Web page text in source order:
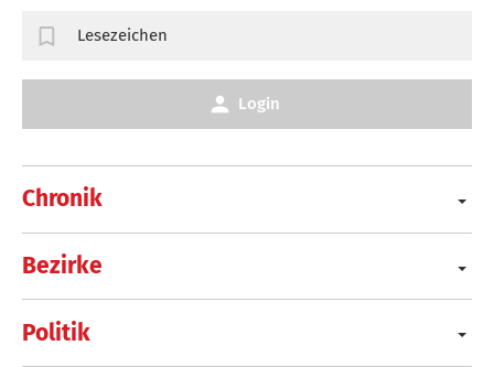
Chronik
Bezirke
Politik
Lesezeichen
Login